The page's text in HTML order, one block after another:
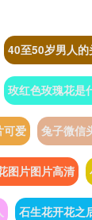
40至50岁男人的
玫红色玫瑰花是
可爱 兔子微信
图片图片高清
石生花开花之